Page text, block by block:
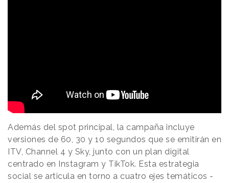
Además del spot principal, la campaña incluye
versiones de 60, 30 y 10 segundos que se emitirán en
ITV, Channel 4 y Sky, junto con un plan digital
centrado en Instagram y TikTok. Esta estrategia
social se articula en torno a cuatro ejes temáticos -